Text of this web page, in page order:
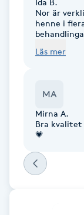
Gellack
Gellack med
Gruppträning
Gua Sha-massage
H
Nor är
henne i
service
Läs mer
MA
Mirna A.
Bra
💗